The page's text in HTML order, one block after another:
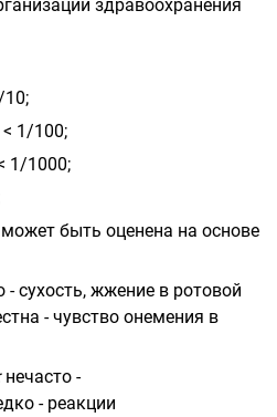
здравоохранения
10;
1/100;
1/1000;
может быть оценена на основе
- сухость, жжение в ротовой
- чувство онемения в
нечасто -
- реакции